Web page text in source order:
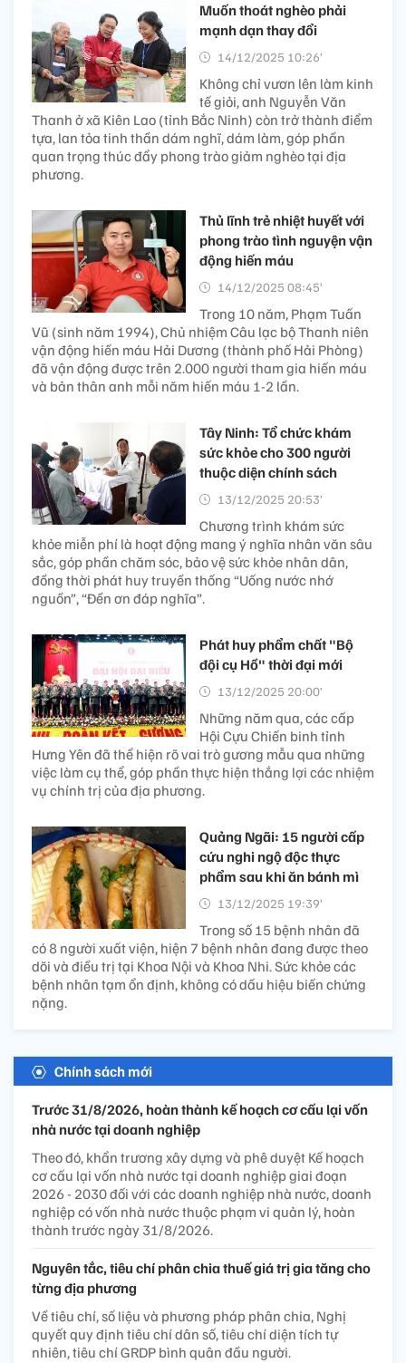
Muốn thoát nghèo phải
mạnh dạn thay đổi
14/12/2025 10:26’
Không chỉ vươn lên làm kinh
tế giỏi, anh Nguyễn Văn
Thanh ở xã Kiên Lao (tỉnh Bắc Ninh) còn trở thành điểm
tựa, lan tỏa tinh thần dám nghĩ, dám làm, góp phần
quan trọng thúc đẩy phong trào giảm nghèo tại địa
phương.
Thủ lĩnh trẻ nhiệt huyết với
phong trào tình nguyện vận
động hiến máu
14/12/2025 08:45’
Trong 10 năm, Phạm Tuấn
Vũ (sinh năm 1994), Chủ nhiệm Câu lạc bộ Thanh niên
vận động hiến máu Hải Dương (thành phố Hải Phòng)
đã vận động được trên 2.000 người tham gia hiến máu
và bản thân anh mỗi năm hiến máu 1-2 lần.
Tây Ninh: Tổ chức khám
sức khỏe cho 300 người
thuộc diện chính sách
13/12/2025 20:53’
Chương trình khám sức
khỏe miễn phí là hoạt động mang ý nghĩa nhân văn sâu
sắc, góp phần chăm sóc, bảo vệ sức khỏe nhân dân,
đồng thời phát huy truyền thống “Uống nước nhớ
nguồn”, “Đền ơn đáp nghĩa”.
Phát huy phẩm chất "Bộ
đội cụ Hồ" thời đại mới
13/12/2025 20:00’
Những năm qua, các cấp
Hội Cựu Chiến binh tỉnh
Hưng Yên đã thể hiện rõ vai trò gương mẫu qua những
việc làm cụ thể, góp phần thực hiện thắng lợi các nhiệm
vụ chính trị của địa phương.
Quảng Ngãi: 15 người cấp
cứu nghi ngộ độc thực
phẩm sau khi ăn bánh mì
13/12/2025 19:39’
Trong số 15 bệnh nhân đã
có 8 người xuất viện, hiện 7 bệnh nhân đang được theo
dõi và điều trị tại Khoa Nội và Khoa Nhi. Sức khỏe các
bệnh nhân tạm ổn định, không có dấu hiệu biến chứng
nặng.
Chính sách mới
Trước 31/8/2026, hoàn thành kế hoạch cơ cấu lại vốn
nhà nước tại doanh nghiệp
Theo đó, khẩn trương xây dựng và phê duyệt Kế hoạch
cơ cấu lại vốn nhà nước tại doanh nghiệp giai đoạn
2026 - 2030 đối với các doanh nghiệp nhà nước, doanh
nghiệp có vốn nhà nước thuộc phạm vi quản lý, hoàn
thành trước ngày 31/8/2026.
Nguyên tắc, tiêu chí phân chia thuế giá trị gia tăng cho
từng địa phương
Về tiêu chí, số liệu và phương pháp phân chia, Nghị
quyết quy định tiêu chí dân số, tiêu chí diện tích tự
nhiên, tiêu chí GRDP bình quân đầu người.